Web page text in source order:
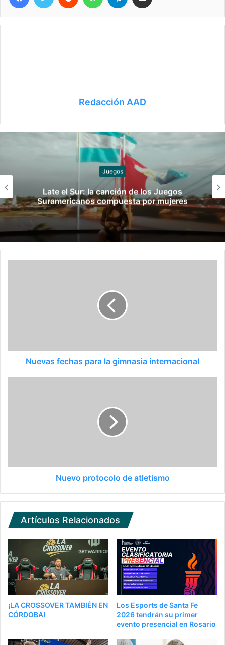
Redacción AAD
Slider
¡Ellos son! Los boxeadores argentinos que
pelearán en los Juegos Suramericanos
Nuevas fechas para la gimnasia internacional
Nuevo protocolo de atletismo
Artículos Relacionados
¡LA CROSSOVER TAMBIÉN EN
CÓRDOBA!
Los Esports de Santa Fe
2026 tendrán su primer
evento presencial en Rosario